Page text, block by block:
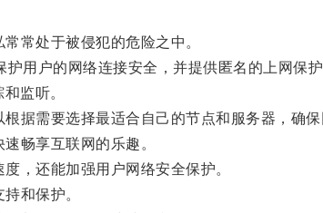
常处于被侵犯的危险之中。
户的网络连接安全，并提供匿名的上网保护
监听。
需要选择最适合自己的节点和服务器，确保
畅享互联网的乐趣。
，还能加强用户网络安全保护。
和保护。